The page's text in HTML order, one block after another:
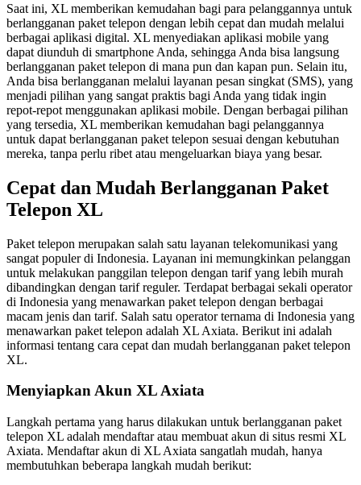
Saat ini, XL memberikan kemudahan bagi para pelanggannya untuk
berlangganan paket telepon dengan lebih cepat dan mudah melalui
berbagai aplikasi digital. XL menyediakan aplikasi mobile yang
dapat diunduh di smartphone Anda, sehingga Anda bisa langsung
berlangganan paket telepon di mana pun dan kapan pun. Selain itu,
Anda bisa berlangganan melalui layanan pesan singkat (SMS), yang
menjadi pilihan yang sangat praktis bagi Anda yang tidak ingin
repot-repot menggunakan aplikasi mobile. Dengan berbagai pilihan
yang tersedia, XL memberikan kemudahan bagi pelanggannya
untuk dapat berlangganan paket telepon sesuai dengan kebutuhan
mereka, tanpa perlu ribet atau mengeluarkan biaya yang besar.
Cepat dan Mudah Berlangganan Paket
Telepon XL
Paket telepon merupakan salah satu layanan telekomunikasi yang
sangat populer di Indonesia. Layanan ini memungkinkan pelanggan
untuk melakukan panggilan telepon dengan tarif yang lebih murah
dibandingkan dengan tarif reguler. Terdapat berbagai sekali operator
di Indonesia yang menawarkan paket telepon dengan berbagai
macam jenis dan tarif. Salah satu operator ternama di Indonesia yang
menawarkan paket telepon adalah XL Axiata. Berikut ini adalah
informasi tentang cara cepat dan mudah berlangganan paket telepon
XL.
Menyiapkan Akun XL Axiata
Langkah pertama yang harus dilakukan untuk berlangganan paket
telepon XL adalah mendaftar atau membuat akun di situs resmi XL
Axiata. Mendaftar akun di XL Axiata sangatlah mudah, hanya
membutuhkan beberapa langkah mudah berikut: